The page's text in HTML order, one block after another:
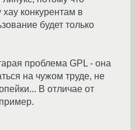
хау конкурентам в
будет только
проблема GPL - она
на чужом труде, не
В отличае от